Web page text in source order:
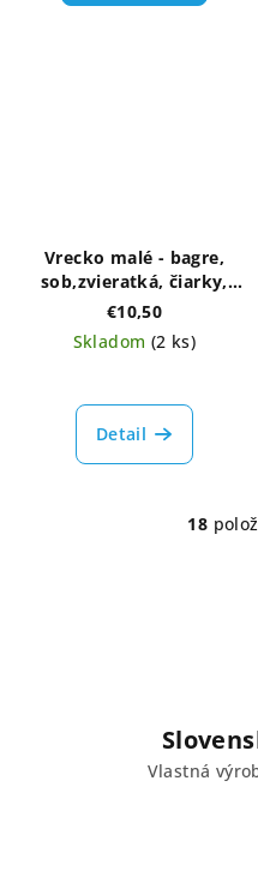
Vrecko malé - bagre,
sob,zvieratká, čiarky,
líška
€10,50
Skladom (2 ks)
Detail
18
Vlastná